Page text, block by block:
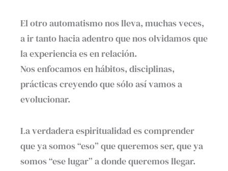
El otro automatismo nos lleva, muchas veces,
a ir tanto hacia adentro que nos olvidamos que
la experiencia es en relación.
Nos enfocamos en hábitos, disciplinas,
prácticas creyendo que sólo así vamos a
evolucionar.
La verdadera espiritualidad es comprender
que ya somos “eso” que queremos ser, que ya
somos “ese lugar” a donde queremos llegar.